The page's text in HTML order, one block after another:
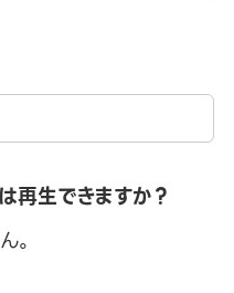
生できますか？
。